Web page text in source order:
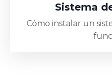
Sistema
Cómo instalar un